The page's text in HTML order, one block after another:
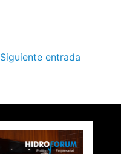
Siguiente entrada